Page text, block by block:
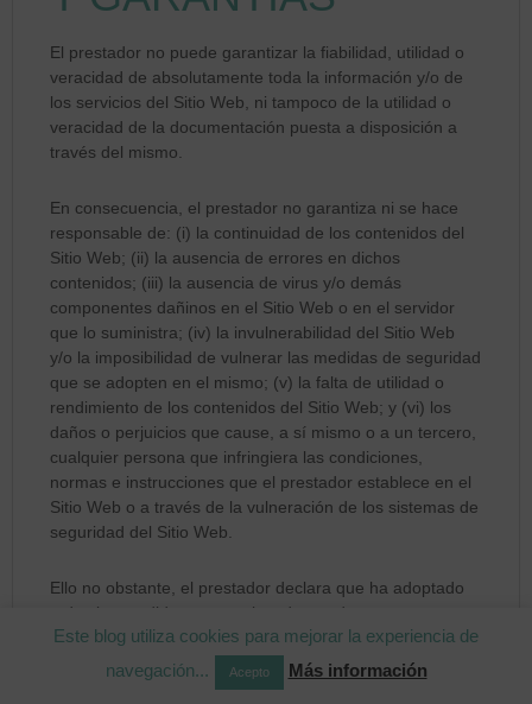
El prestador no puede garantizar la fiabilidad, utilidad o
veracidad de absolutamente toda la información y/o de
los servicios del Sitio Web, ni tampoco de la utilidad o
veracidad de la documentación puesta a disposición a
través del mismo.
En consecuencia, el prestador no garantiza ni se hace
responsable de: (i) la continuidad de los contenidos del
Sitio Web; (ii) la ausencia de errores en dichos
contenidos; (iii) la ausencia de virus y/o demás
componentes dañinos en el Sitio Web o en el servidor
que lo suministra; (iv) la invulnerabilidad del Sitio Web
y/o la imposibilidad de vulnerar las medidas de seguridad
que se adopten en el mismo; (v) la falta de utilidad o
rendimiento de los contenidos del Sitio Web; y (vi) los
daños o perjuicios que cause, a sí mismo o a un tercero,
cualquier persona que infringiera las condiciones,
normas e instrucciones que el prestador establece en el
Sitio Web o a través de la vulneración de los sistemas de
seguridad del Sitio Web.
Ello no obstante, el prestador declara que ha adoptado
todas las medidas necesarias, dentro de sus
posibilidades y del estado de la técnica, para garantizar
el funcionamiento del Sitio Web y reducir al mínimo los
errores del sistema, tanto desde el punto de vista técnico
Este blog utiliza cookies para mejorar la experiencia de
navegación...
Acepto Más información